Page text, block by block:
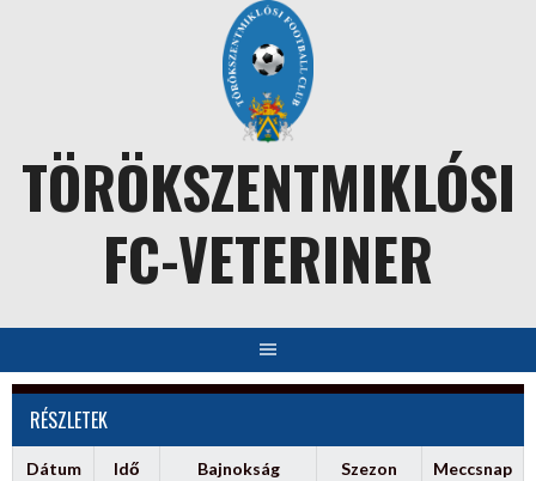
TÖRÖKSZENTMIKLÓSI
FC-VETERINER
RÉSZLETEK
Dátum Idő Bajnokság Szezon Meccsnap